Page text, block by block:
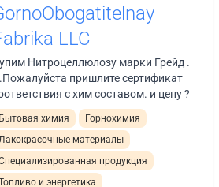
LLC
Нитроцеллюлозу марки Грейд .
пришлите сертификат
с хим составом. и цену ?
Бытовая химия
Горнохимия
материалы
продукция
и энергетика